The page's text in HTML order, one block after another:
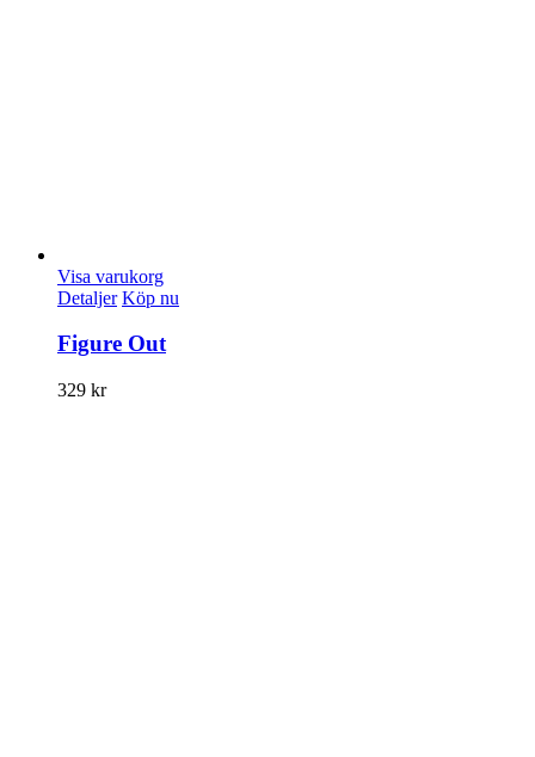
Visa varukorg
Detaljer Köp nu
Figure Out
329 kr